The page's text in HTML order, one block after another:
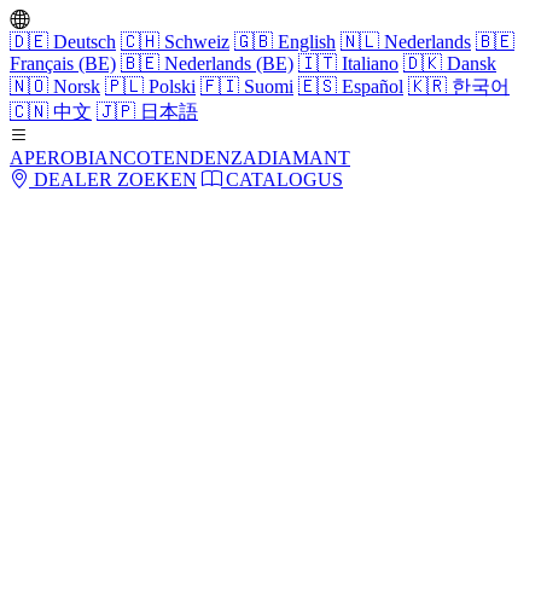
🇩🇪 Deutsch 🇨🇭 Schweiz 🇬🇧 English 🇳🇱 Nederlands 🇧🇪
Français (BE) 🇧🇪 Nederlands (BE) 🇮🇹 Italiano 🇩🇰 Dansk
🇳🇴 Norsk 🇵🇱 Polski 🇫🇮 Suomi 🇪🇸 Español 🇰🇷 한국어
🇨🇳 中文 🇯🇵 日本語
APEROBIANCOTENDENZADIAMANT
DEALER ZOEKEN
CATALOGUS